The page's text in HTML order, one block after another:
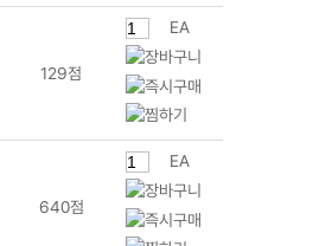
129점
EA
640점
EA